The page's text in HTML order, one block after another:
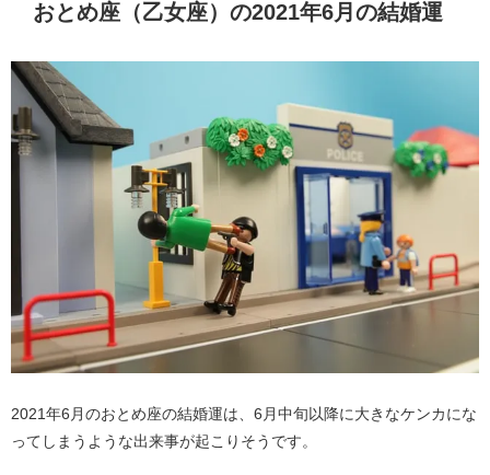
おとめ座（乙女座）の2021年6月の結婚運
2021年6月のおとめ座の結婚運は、6月中旬以降に大きなケンカにな
ってしまうような出来事が起こりそうです。